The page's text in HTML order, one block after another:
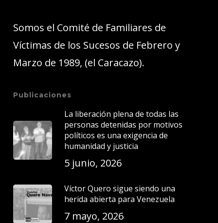
Somos el Comité de Familiares de
Víctimas de los Sucesos de Febrero y
Marzo de 1989, (el Caracazo).
Publicaciones
La liberación plena de todas las
personas detenidas por motivos
políticos es una exigencia de
humanidad y justicia
5 junio, 2026
Víctor Quero sigue siendo una
herida abierta para Venezuela
7 mayo, 2026